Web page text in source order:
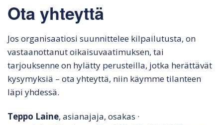
Ota yhteyttä
Jos organisaatiosi suunnittelee kilpailutusta, on
vastaanottanut oikaisuvaatimuksen, tai
tarjouksenne on hylätty perusteilla, jotka herättävät
kysymyksiä – ota yhteyttä, niin käymme tilanteen
läpi yhdessä.
Teppo Laine, asianajaja, osakas ·